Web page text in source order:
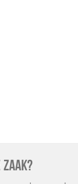
ZAAK?